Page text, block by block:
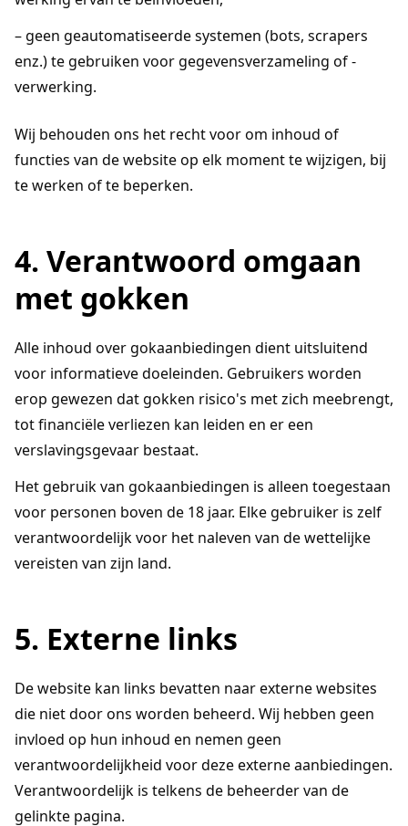
– geen geautomatiseerde systemen (bots, scrapers
enz.) te gebruiken voor gegevensverzameling of -
verwerking.
Wij behouden ons het recht voor om inhoud of
functies van de website op elk moment te wijzigen, bij
te werken of te beperken.
4. Verantwoord omgaan
met gokken
Alle inhoud over gokaanbiedingen dient uitsluitend
voor informatieve doeleinden. Gebruikers worden
erop gewezen dat gokken risico's met zich meebrengt,
tot financiële verliezen kan leiden en er een
verslavingsgevaar bestaat.
Het gebruik van gokaanbiedingen is alleen toegestaan
voor personen boven de 18 jaar. Elke gebruiker is zelf
verantwoordelijk voor het naleven van de wettelijke
vereisten van zijn land.
5. Externe links
De website kan links bevatten naar externe websites
die niet door ons worden beheerd. Wij hebben geen
invloed op hun inhoud en nemen geen
verantwoordelijkheid voor deze externe aanbiedingen.
Verantwoordelijk is telkens de beheerder van de
gelinkte pagina.